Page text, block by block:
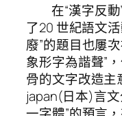
在“漢字反
了20 世紀語文
廢”的題目也屢
象形字為諧聲”
骨的文字改造主
japan(日本)言